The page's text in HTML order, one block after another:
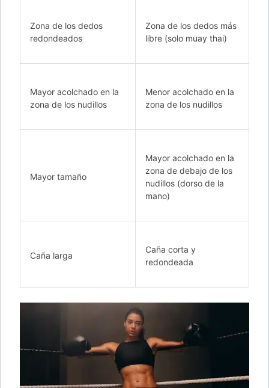
Zona de los dedos
redondeados
Zona de los dedos más
libre (solo muay thai)
Mayor acolchado en la
zona de los nudillos
Menor acolchado en la
zona de los nudillos
Mayor tamaño
Mayor acolchado en la
zona de debajo de los
nudillos (dorso de la
mano)
Caña larga
Caña corta y
redondeada